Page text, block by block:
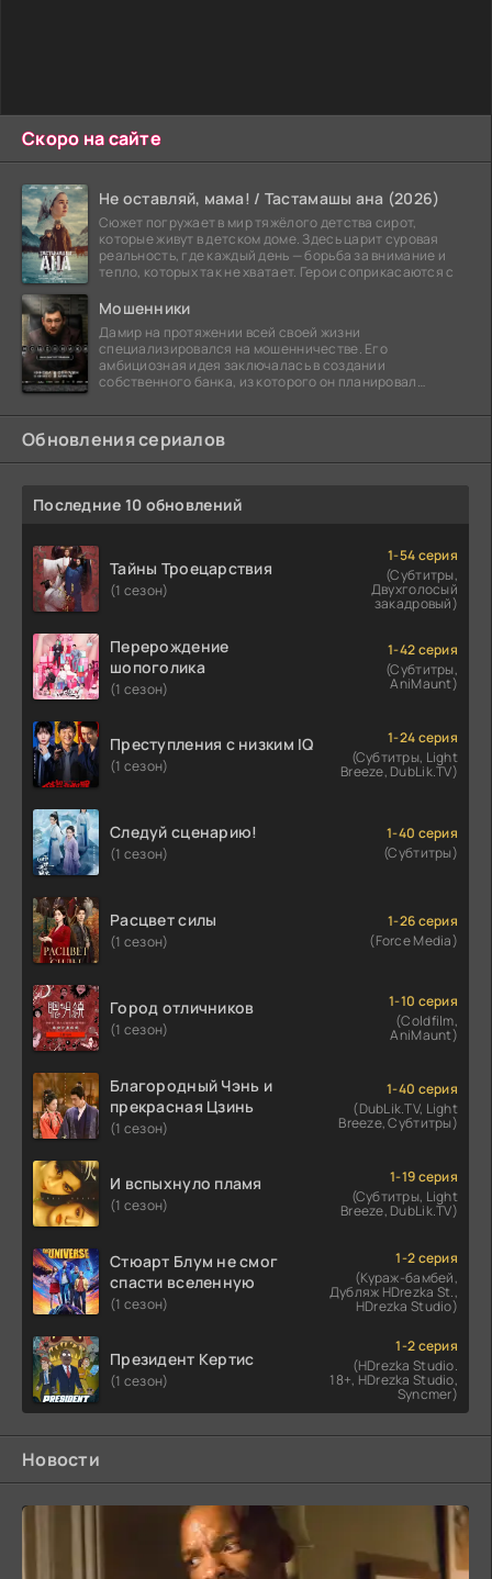
Скоро на сайте
Не оставляй, мама! / Тастамашы ана (2026)
Сюжет погружает в мир тяжёлого детства сирот,
которые живут в детском доме. Здесь царит суровая
реальность, где каждый день — борьба за внимание и
тепло, которых так не хватает. Герои соприкасаются с
Мошенники
Дамир на протяжении всей своей жизни
специализировался на мошенничестве. Его
амбициозная идея заключалась в создании
собственного банка, из которого он планировал
Обновления сериалов
Последние 10 обновлений
Тайны Троецарствия
(1 сезон)
1-54 серия
(Субтитры,
Двухголосый
закадровый)
Перерождение
шопоголика
(1 сезон)
1-42 серия
(Субтитры,
AniMaunt)
Преступления с низким IQ
(1 сезон)
1-24 серия
(Субтитры, Light
Breeze, DubLik.TV)
Следуй сценарию!
(1 сезон)
1-40 серия
(Субтитры)
Расцвет силы
(1 сезон)
1-26 серия
(Force Media)
Город отличников
(1 сезон)
1-10 серия
(Coldfilm,
AniMaunt)
Благородный Чэнь и
прекрасная Цзинь
(1 сезон)
1-40 серия
(DubLik.TV, Light
Breeze, Субтитры)
И вспыхнуло пламя
(1 сезон)
1-19 серия
(Субтитры, Light
Breeze, DubLik.TV)
Стюарт Блум не смог
спасти вселенную
(1 сезон)
1-2 серия
(Кураж-бамбей,
Дубляж HDrezka St.,
HDrezka Studio)
Президент Кертис
(1 сезон)
1-2 серия
(HDrezka Studio.
18+, HDrezka Studio,
Syncmer)
Новости